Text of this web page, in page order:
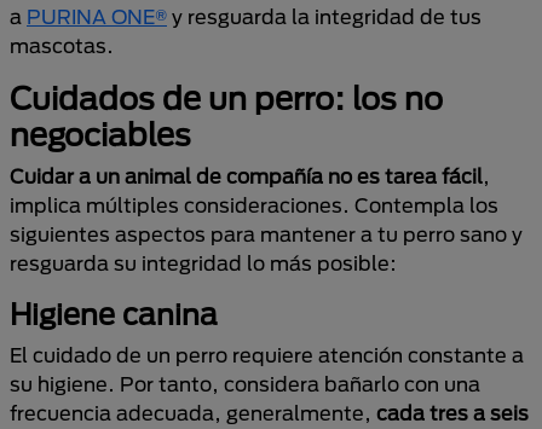
a PURINA ONE® y resguarda la integridad de tus
mascotas.
Cuidados de un perro: los no
negociables
Cuidar a un animal de compañía no es tarea fácil,
implica múltiples consideraciones. Contempla los
siguientes aspectos para mantener a tu perro sano y
resguarda su integridad lo más posible:
Higiene canina
El cuidado de un perro requiere atención constante a
su higiene. Por tanto, considera bañarlo con una
frecuencia adecuada, generalmente, cada tres a seis